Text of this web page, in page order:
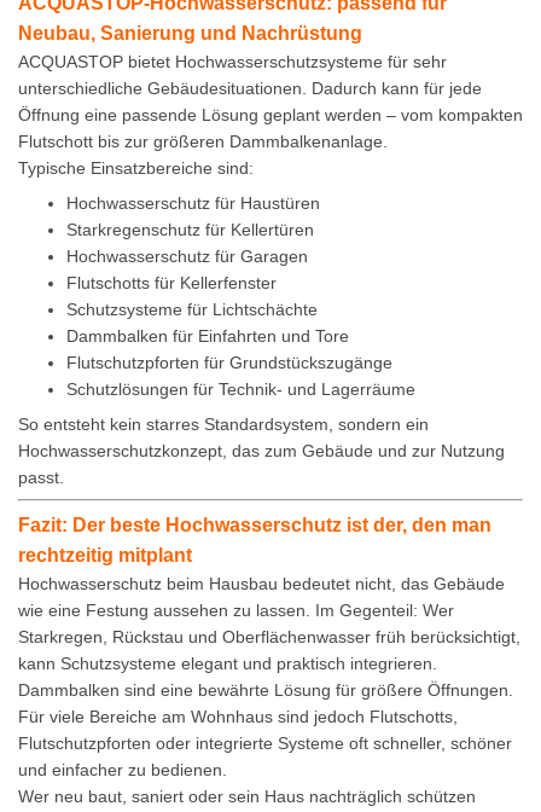
Neubau, Sanierung und Nachrüstung
ACQUASTOP bietet Hochwasserschutzsysteme für sehr
unterschiedliche Gebäudesituationen. Dadurch kann für jede
Öffnung eine passende Lösung geplant werden – vom kompakten
Flutschott bis zur größeren Dammbalkenanlage.
Typische Einsatzbereiche sind:
Hochwasserschutz für Haustüren
Starkregenschutz für Kellertüren
Hochwasserschutz für Garagen
Flutschotts für Kellerfenster
Schutzsysteme für Lichtschächte
Dammbalken für Einfahrten und Tore
Flutschutzpforten für Grundstückszugänge
Schutzlösungen für Technik- und Lagerräume
So entsteht kein starres Standardsystem, sondern ein
Hochwasserschutzkonzept, das zum Gebäude und zur Nutzung
passt.
Fazit: Der beste Hochwasserschutz ist der, den man
rechtzeitig mitplant
Hochwasserschutz beim Hausbau bedeutet nicht, das Gebäude
wie eine Festung aussehen zu lassen. Im Gegenteil: Wer
Starkregen, Rückstau und Oberflächenwasser früh berücksichtigt,
kann Schutzsysteme elegant und praktisch integrieren.
Dammbalken sind eine bewährte Lösung für größere Öffnungen.
Für viele Bereiche am Wohnhaus sind jedoch Flutschotts,
Flutschutzpforten oder integrierte Systeme oft schneller, schöner
und einfacher zu bedienen.
Wer neu baut, saniert oder sein Haus nachträglich schützen